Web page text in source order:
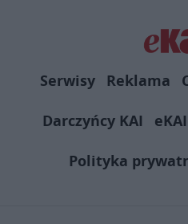
Serwisy Reklama
Darczyńcy KAI
Polityka